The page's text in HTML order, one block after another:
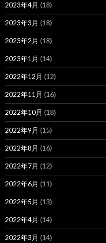
2023年4月 (18)
2023年3月 (18)
2023年2月 (18)
2023年1月 (14)
2022年12月 (12)
2022年11月 (16)
2022年10月 (18)
2022年9月 (15)
2022年8月 (16)
2022年7月 (12)
2022年6月 (11)
2022年5月 (13)
2022年4月 (14)
2022年3月 (14)